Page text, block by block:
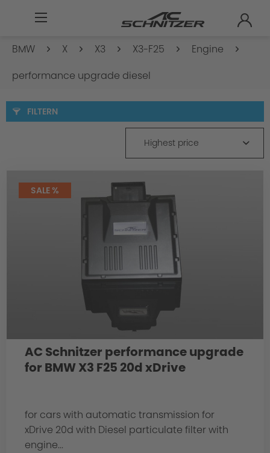
BMW X X3 X3-F25
Engine
performance upgrade diesel
FILTERN
Highest price
SALE %
AC Schnitzer performance upgrade
for BMW X3 F25 20d xDrive
for cars with automatic transmission for
xDrive 20d with Diesel particulate filter with
engine...